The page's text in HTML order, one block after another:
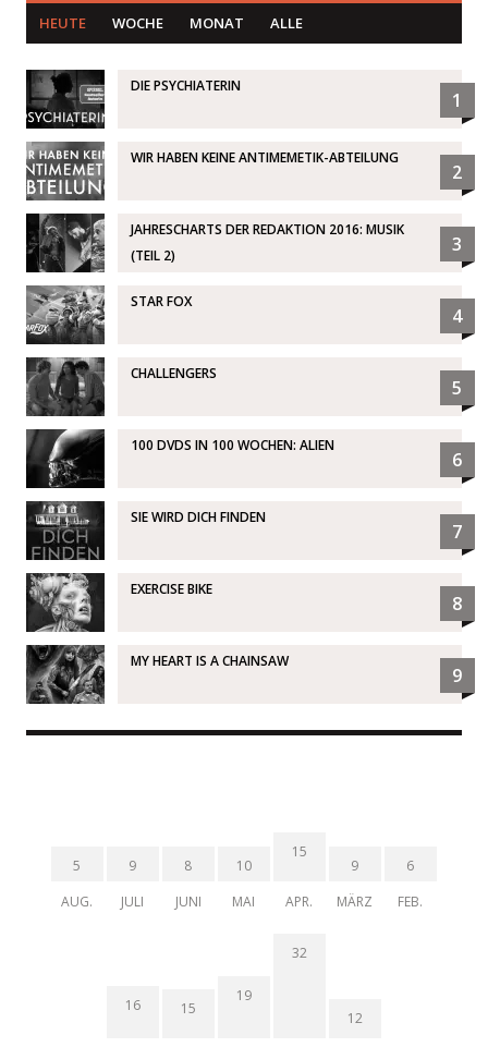
HEUTE WOCHE MONAT ALLE
DIE PSYCHIATERIN
1
WIR HABEN KEINE ANTIMEMETIK-ABTEILUNG
2
JAHRESCHARTS DER REDAKTION 2016: MUSIK
(TEIL 2)
3
STAR FOX
4
CHALLENGERS
5
100 DVDS IN 100 WOCHEN: ALIEN
6
SIE WIRD DICH FINDEN
7
EXERCISE BIKE
8
MY HEART IS A CHAINSAW
9
5
AUG.
9
JULI
8
JUNI
10
MAI
15
APR.
9
MÄRZ
6
FEB.
16 15
19
32
12